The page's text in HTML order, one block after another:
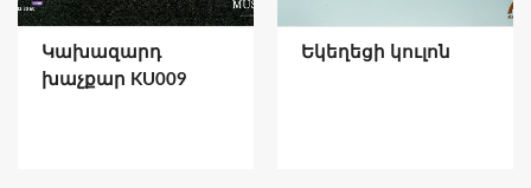
Կախազարդ
խաչքար KU009
Եկեղեցի կուլոն